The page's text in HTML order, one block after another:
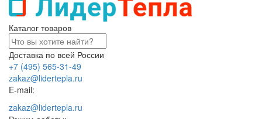
Каталог товаров
Доставка по всей России
+7 (495) 565-31-49
zakaz@lidertepla.ru
E-mail:
zakaz@lidertepla.ru